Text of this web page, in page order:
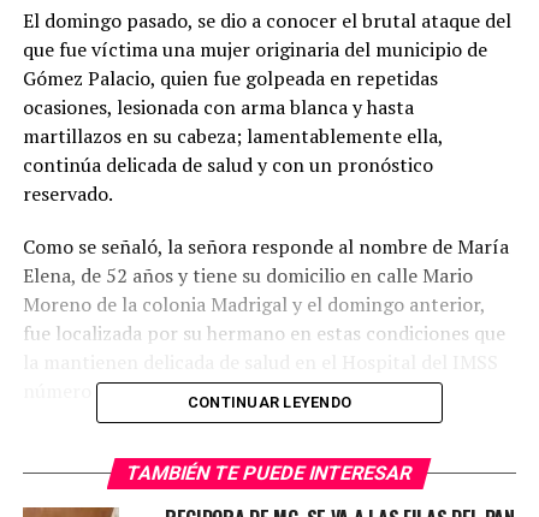
El domingo pasado, se dio a conocer el brutal ataque del
que fue víctima una mujer originaria del municipio de
Gómez Palacio, quien fue golpeada en repetidas
ocasiones, lesionada con arma blanca y hasta
martillazos en su cabeza; lamentablemente ella,
continúa delicada de salud y con un pronóstico
reservado.
Como se señaló, la señora responde al nombre de María
Elena, de 52 años y tiene su domicilio en calle Mario
Moreno de la colonia Madrigal y el domingo anterior,
fue localizada por su hermano en estas condiciones que
número 46.
continúa con un pronostico reservado de salud,
destacando que los galenos no han dejado de luchar por
CONTINUAR LEYENDO
TAMBIÉN TE PUEDE INTERESAR